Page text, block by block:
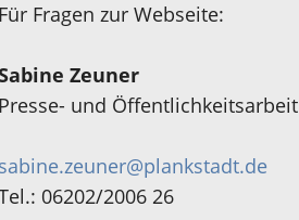
Für Fragen zur Webseite:
Zeuner
Presse- und Öffentlichkeitsarbeit
sabine.zeuner@plankstadt.de
06202/2006 26